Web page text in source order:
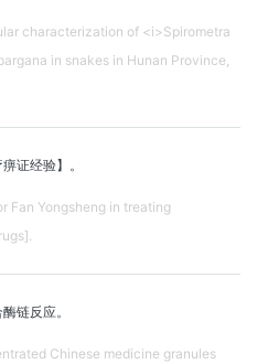
characterization of <i>Spirometra
in snakes in Hunan Province,
证经验】。
Fan Yongsheng in treating
链反应。
Chinese medicine granules